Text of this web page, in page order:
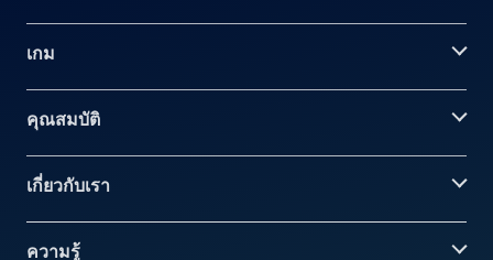
เกม
คุณสมบัติ
เกี่ยวกับเรา
ความรู้